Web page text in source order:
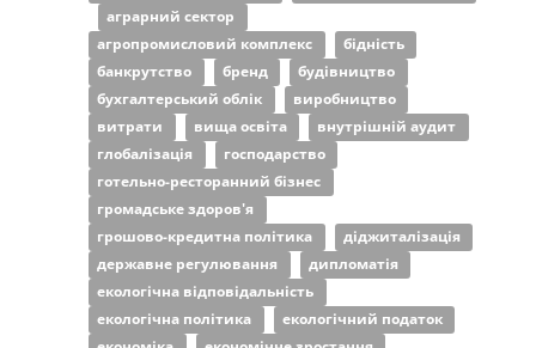
аграрний сектор
агропромисловий комплекс
бідність
банкрутство
бренд
будівництво
бухгалтерський облік
виробництво
витрати
вища освіта
внутрішній аудит
глобалізація
господарство
готельно-ресторанний бізнес
громадське здоров'я
грошово-кредитна політика
діджиталізація
державне регулювання
дипломатія
екологічна відповідальність
екологічна політика
екологічний податок